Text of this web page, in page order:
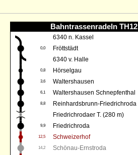
Bahntrassenradeln TH12
6340 n. Kassel
0,0
Fröttstädt
6340 v. Halle
0,8 Hörselgau
3,6 Waltershausen
6,1 Waltershausen Schnepfenthal
8,8
Reinhardsbrunn-Friedrichroda
Friedrichrodaer T. (280 m)
9,9 Friedrichroda
12,5 Schweizerhof
14,2
Schönau-Ernstroda